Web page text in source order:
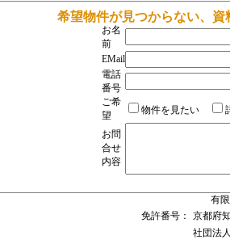
希望物件が見つからない、
お名
前
EMail
電話
番号
ご希
望
物件を見たい
お問
合せ
内容
有
免許番号：
京都府
社団法